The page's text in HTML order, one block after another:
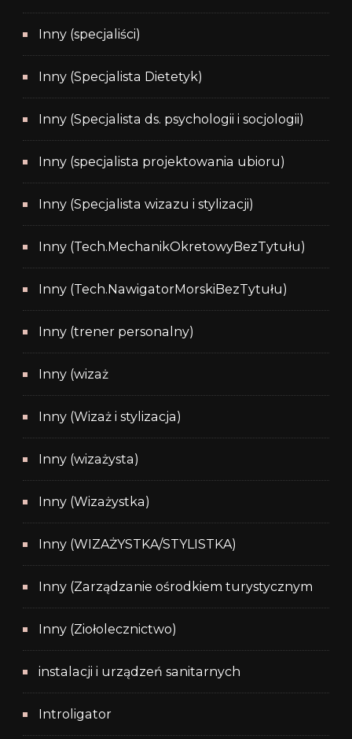
Inny (specjaliści)
Inny (Specjalista Dietetyk)
Inny (Specjalista ds. psychologii i socjologii)
Inny (specjalista projektowania ubioru)
Inny (Specjalista wizazu i stylizacji)
Inny (Tech.MechanikOkretowyBezTytułu)
Inny (Tech.NawigatorMorskiBezTytułu)
Inny (trener personalny)
Inny (wizaż
Inny (Wizaż i stylizacja)
Inny (wizażysta)
Inny (Wizażystka)
Inny (WIZAŻYSTKA/STYLISTKA)
Inny (Zarządzanie ośrodkiem turystycznym
Inny (Ziołolecznictwo)
instalacji i urządzeń sanitarnych
Introligator